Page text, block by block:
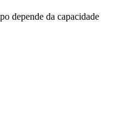
depende da capacidade